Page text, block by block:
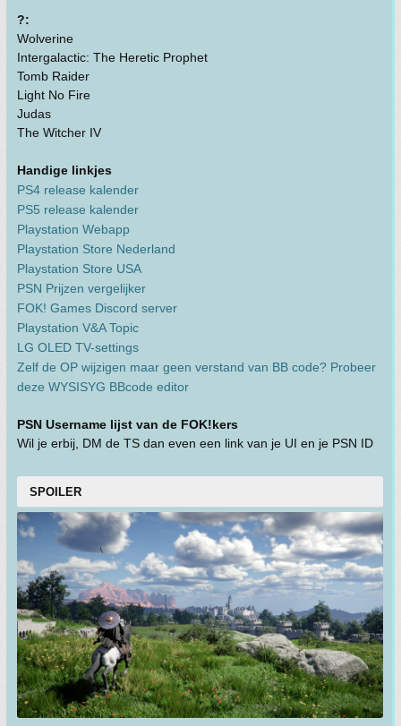
?:
Wolverine
Intergalactic: The Heretic Prophet
Tomb Raider
Light No Fire
Judas
The Witcher IV
Handige linkjes
PS4 release kalender
PS5 release kalender
Playstation Webapp
Playstation Store Nederland
Playstation Store USA
PSN Prijzen vergelijker
FOK! Games Discord server
Playstation V&A Topic
LG OLED TV-settings
Zelf de OP wijzigen maar geen verstand van BB code? Probeer
deze WYSISYG BBcode editor
PSN Username lijst van de FOK!kers
Wil je erbij, DM de TS dan even een link van je UI en je PSN ID
SPOILER